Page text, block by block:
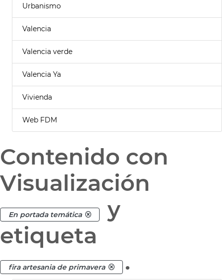
Urbanismo
Valencia
Valencia verde
Valencia Ya
Vivienda
Web FDM
Contenido con
Visualización
En portada temática
y
etiqueta
fira artesania de primavera .